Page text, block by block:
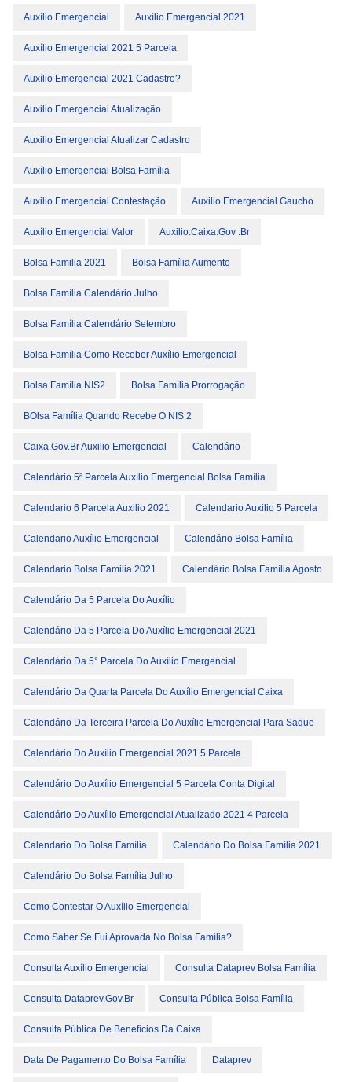
Auxílio Emergencial Auxílio Emergencial 2021
Auxílio Emergencial 2021 5 Parcela
Auxílio Emergencial 2021 Cadastro?
Auxilio Emergencial Atualização
Auxilio Emergencial Atualizar Cadastro
Auxílio Emergencial Bolsa Família
Auxilio Emergencial Contestação Auxilio Emergencial Gaucho
Auxílio Emergencial Valor Auxilio.caixa.gov .br
Bolsa Familia 2021 Bolsa Família Aumento
Bolsa Família Calendário Julho
Bolsa Família Calendário Setembro
Bolsa Família Como Receber Auxílio Emergencial
Bolsa Família NIS2 Bolsa Família Prorrogação
BOlsa Família Quando Recebe O NIS 2
Caixa.gov.br Auxilio Emergencial Calendário
Calendário 5ª Parcela Auxílio Emergencial Bolsa Família
Calendario 6 Parcela Auxilio 2021 Calendario Auxilio 5 Parcela
Calendario Auxílio Emergencial Calendário Bolsa Família
Calendario Bolsa Familia 2021 Calendário Bolsa Família Agosto
Calendário Da 5 Parcela Do Auxílio
Calendário Da 5 Parcela Do Auxílio Emergencial 2021
Calendário Da 5° Parcela Do Auxílio Emergencial
Calendário Da Quarta Parcela Do Auxílio Emergencial Caixa
Calendário Da Terceira Parcela Do Auxílio Emergencial Para Saque
Calendário Do Auxílio Emergencial 2021 5 Parcela
Calendário Do Auxílio Emergencial 5 Parcela Conta Digital
Calendário Do Auxílio Emergencial Atualizado 2021 4 Parcela
Calendario Do Bolsa Família Calendário Do Bolsa Família 2021
Calendário Do Bolsa Família Julho
Como Contestar O Auxílio Emergencial
Como Saber Se Fui Aprovada No Bolsa Família?
Consulta Auxílio Emergencial Consulta Dataprev Bolsa Família
Consulta Dataprev.gov.br Consulta Pública Bolsa Família
Consulta Pública De Benefícios Da Caixa
Data De Pagamento Do Bolsa Família Dataprev